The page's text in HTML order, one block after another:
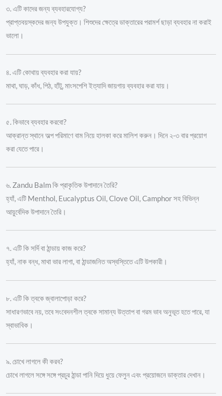
৩. এটি কাদের জন্য ব্যবহারযোগ্য?
প্রাপ্তবয়স্কদের জন্য উপযুক্ত। শিশুদের ক্ষেত্রে ডাক্তারের পরামর্শ ছাড়া ব্যবহার না করাই
ভালো।
৪. এটি কোথায় ব্যবহার করা যায়?
মাথা, ঘাড়, কাঁধ, পিঠ, হাঁটু, মাংসপেশি ইত্যাদি জায়গায় ব্যবহার করা যায়।
৫. কিভাবে ব্যবহার করবো?
আক্রান্ত স্থানে অল্প পরিমাণে বাম নিয়ে হালকা করে মালিশ করুন। দিনে ২-৩ বার প্রয়োগ
করা যেতে পারে।
৬. Zandu Balm কি প্রাকৃতিক উপাদানে তৈরি?
হ্যাঁ, এটি Menthol, Eucalyptus Oil, Clove Oil, Camphor সহ বিভিন্ন
আয়ুর্বেদিক উপাদানে তৈরি।
৭. এটি কি সর্দি বা ঠান্ডায় কাজ করে?
হ্যাঁ, নাক বন্ধ, মাথা ভার লাগা, বা ঠান্ডাজনিত অস্বস্তিতে এটি উপকারী।
৮. এটি কি ত্বকে জ্বালাপোড়া করে?
সাধারণভাবে নয়, তবে সংবেদনশীল ত্বকে সামান্য উত্তাপ বা গরম ভাব অনুভূত হতে পারে, যা
স্বাভাবিক।
৯. চোখে লাগলে কী করব?
চোখে লাগলে সঙ্গে সঙ্গে প্রচুর ঠান্ডা পানি দিয়ে ধুয়ে ফেলুন এবং প্রয়োজনে ডাক্তার দেখান।